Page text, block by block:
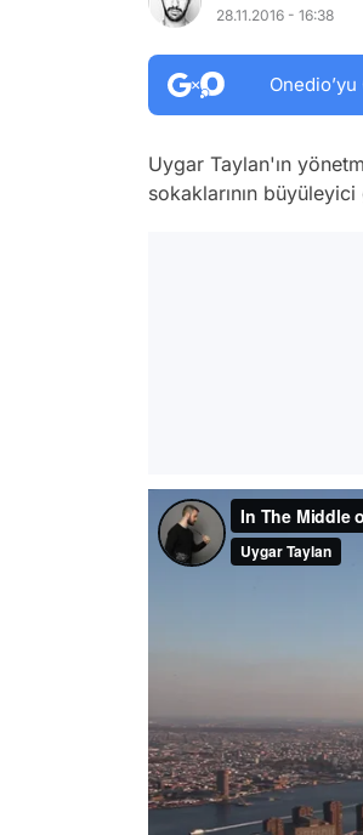
28.11.2016 - 16:38
Uygar Taylan'ın
sokaklarının